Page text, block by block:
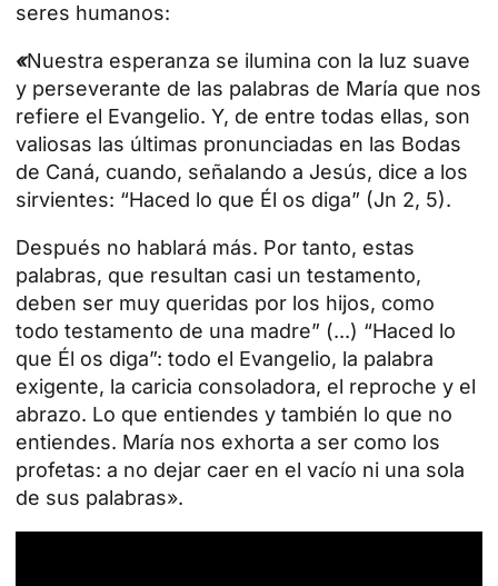
seres humanos:
«Nuestra esperanza se ilumina con la luz suave
y perseverante de las palabras de María que nos
refiere el Evangelio. Y, de entre todas ellas, son
valiosas las últimas pronunciadas en las Bodas
de Caná, cuando, señalando a Jesús, dice a los
sirvientes: “Haced lo que Él os diga” (Jn 2, 5).
Después no hablará más. Por tanto, estas
palabras, que resultan casi un testamento,
deben ser muy queridas por los hijos, como
todo testamento de una madre” (...) “Haced lo
que Él os diga”: todo el Evangelio, la palabra
exigente, la caricia consoladora, el reproche y el
abrazo. Lo que entiendes y también lo que no
entiendes. María nos exhorta a ser como los
profetas: a no dejar caer en el vacío ni una sola
de sus palabras».